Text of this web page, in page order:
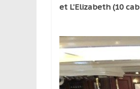
et L’Elizabeth (10